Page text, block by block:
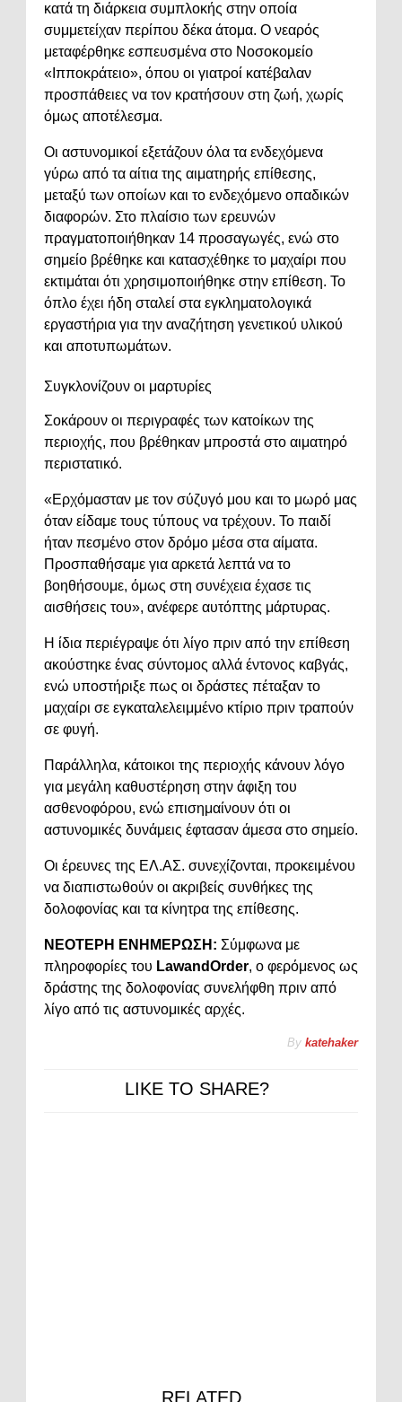
κατά τη διάρκεια συμπλοκής στην οποία
συμμετείχαν περίπου δέκα άτομα. Ο νεαρός
μεταφέρθηκε εσπευσμένα στο Νοσοκομείο
«Ιπποκράτειο», όπου οι γιατροί κατέβαλαν
προσπάθειες να τον κρατήσουν στη ζωή, χωρίς
όμως αποτέλεσμα.
Οι αστυνομικοί εξετάζουν όλα τα ενδεχόμενα
γύρω από τα αίτια της αιματηρής επίθεσης,
μεταξύ των οποίων και το ενδεχόμενο οπαδικών
διαφορών. Στο πλαίσιο των ερευνών
πραγματοποιήθηκαν 14 προσαγωγές, ενώ στο
σημείο βρέθηκε και κατασχέθηκε το μαχαίρι που
εκτιμάται ότι χρησιμοποιήθηκε στην επίθεση. Το
όπλο έχει ήδη σταλεί στα εγκληματολογικά
εργαστήρια για την αναζήτηση γενετικού υλικού
και αποτυπωμάτων.
Συγκλονίζουν οι μαρτυρίες
Σοκάρουν οι περιγραφές των κατοίκων της
περιοχής, που βρέθηκαν μπροστά στο αιματηρό
περιστατικό.
«Ερχόμασταν με τον σύζυγό μου και το μωρό μας
όταν είδαμε τους τύπους να τρέχουν. Το παιδί
ήταν πεσμένο στον δρόμο μέσα στα αίματα.
Προσπαθήσαμε για αρκετά λεπτά να το
βοηθήσουμε, όμως στη συνέχεια έχασε τις
αισθήσεις του», ανέφερε αυτόπτης μάρτυρας.
Η ίδια περιέγραψε ότι λίγο πριν από την επίθεση
ακούστηκε ένας σύντομος αλλά έντονος καβγάς,
ενώ υποστήριξε πως οι δράστες πέταξαν το
μαχαίρι σε εγκαταλελειμμένο κτίριο πριν τραπούν
σε φυγή.
Παράλληλα, κάτοικοι της περιοχής κάνουν λόγο
για μεγάλη καθυστέρηση στην άφιξη του
ασθενοφόρου, ενώ επισημαίνουν ότι οι
αστυνομικές δυνάμεις έφτασαν άμεσα στο σημείο.
Οι έρευνες της ΕΛ.ΑΣ. συνεχίζονται, προκειμένου
να διαπιστωθούν οι ακριβείς συνθήκες της
δολοφονίας και τα κίνητρα της επίθεσης.
ΝΕΟΤΕΡΗ ΕΝΗΜΕΡΩΣΗ: Σύμφωνα με
πληροφορίες του LawandOrder, ο φερόμενος ως
δράστης της δολοφονίας συνελήφθη πριν από
λίγο από τις αστυνομικές αρχές.
By katehaker
LIKE TO SHARE?
RELATED